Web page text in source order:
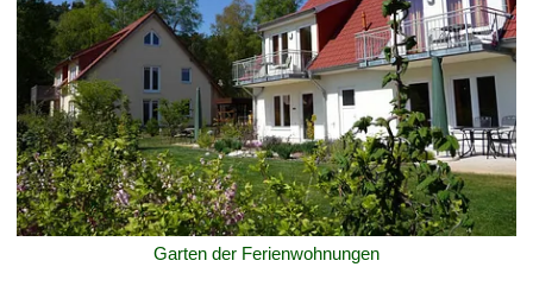
Garten der Ferienwohnungen